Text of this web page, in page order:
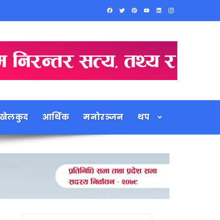
आर्थिक मनोरञ्जन थप